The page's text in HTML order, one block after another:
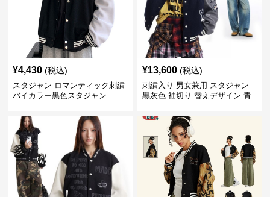
¥4,430 (税込)
スタジャン ロマンティック刺繍
バイカラー黒色スタジャン
¥13,600 (税込)
刺繍入り 男女兼用 スタジャン
黒灰色 袖切り 替えデザイン 青